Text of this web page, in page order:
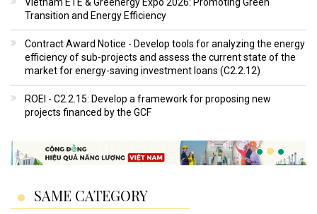
Vietnam ETE & Greenergy Expo 2026: Promoting Green
Transition and Energy Efficiency
Contract Award Notice - Develop tools for analyzing the energy
efficiency of sub-projects and assess the current state of the
market for energy-saving investment loans (C2.2.12)
ROEI - C2.2.15: Develop a framework for proposing new
projects financed by the GCF
SAME CATEGORY